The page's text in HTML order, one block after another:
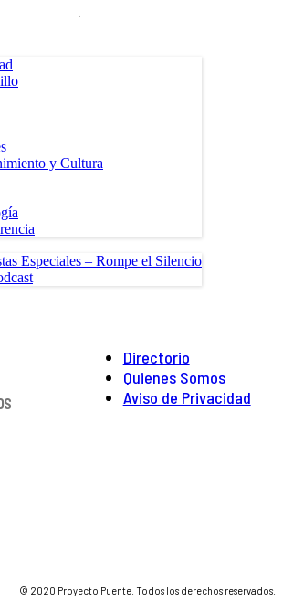
.
y Cultura
Especiales – Rompe el Silencio
Directorio
Quienes Somos
Aviso de Privacidad
© 2020 Proyecto Puente. Todos los derechos reservados.